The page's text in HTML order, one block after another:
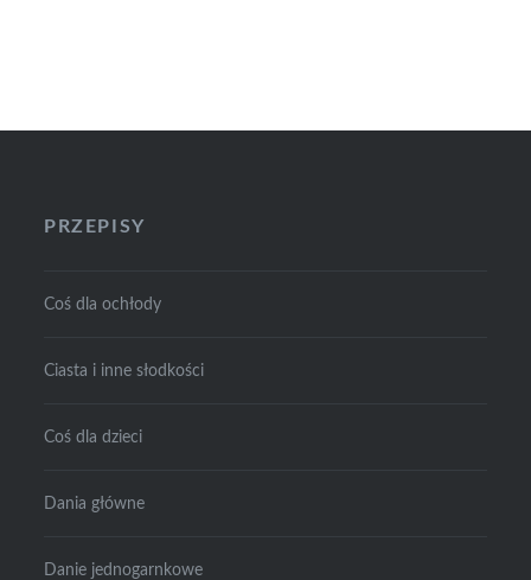
PRZEPISY
Coś dla ochłody
Ciasta i inne słodkości
Coś dla dzieci
Dania główne
Danie jednogarnkowe